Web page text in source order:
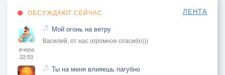
ОБСУЖДАЮТ СЕЙЧАС ЛЕНТА
вчера
22:53
Мой огонь на ветру
Василий, от нас огромное спасибо)))
Ты на меня влияешь пагубно